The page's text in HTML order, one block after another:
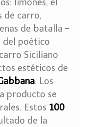
limones, el
de carro,
de batalla –
del poético
Siciliano
estéticos de
. Los
producto se
Estos 100
de la